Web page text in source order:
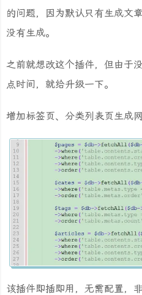
的问题，因为默认只有生成文
没有生成。
之前就想改这个插件，但由于
点时间，就给升级一下。
增加标签页、分类列表页生成网
该插件即插即用，无需配置，